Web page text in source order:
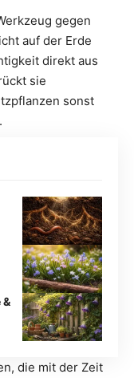
gegen
auf der Erde
direkt aus
sie
sonst
&
die mit der Zeit